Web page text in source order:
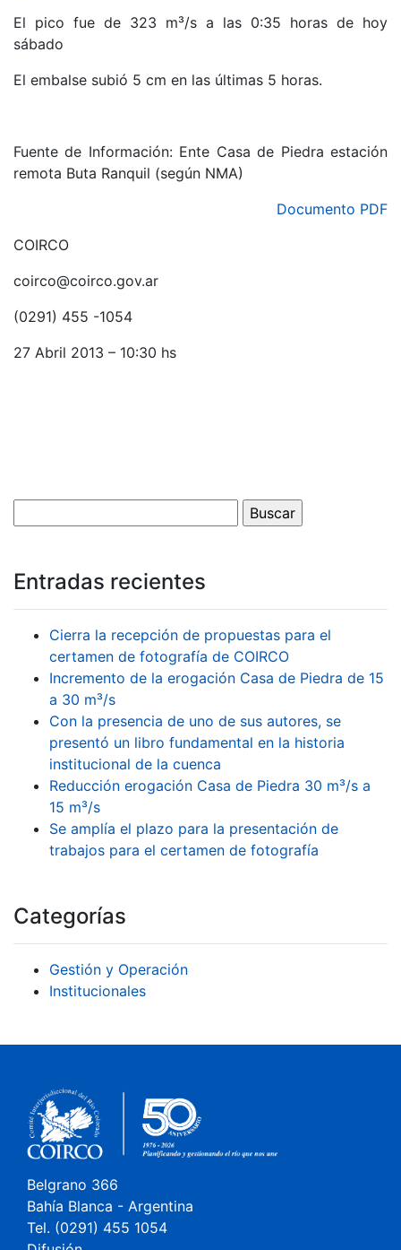
El pico fue de 323 m³/s a las 0:35 horas de hoy
sábado
El embalse subió 5 cm en las últimas 5 horas.
Fuente de Información: Ente Casa de Piedra estación
remota Buta Ranquil (según NMA)
Documento PDF
COIRCO
coirco@coirco.gov.ar
(0291) 455 -1054
27 Abril 2013 – 10:30 hs
Entradas recientes
Cierra la recepción de propuestas para el
certamen de fotografía de COIRCO
Incremento de la erogación Casa de Piedra de 15
a 30 m³/s
Con la presencia de uno de sus autores, se
presentó un libro fundamental en la historia
institucional de la cuenca
Reducción erogación Casa de Piedra 30 m³/s a
15 m³/s
Se amplía el plazo para la presentación de
trabajos para el certamen de fotografía
Categorías
Gestión y Operación
Institucionales
Belgrano 366
Bahía Blanca - Argentina
Tel. (0291) 455 1054